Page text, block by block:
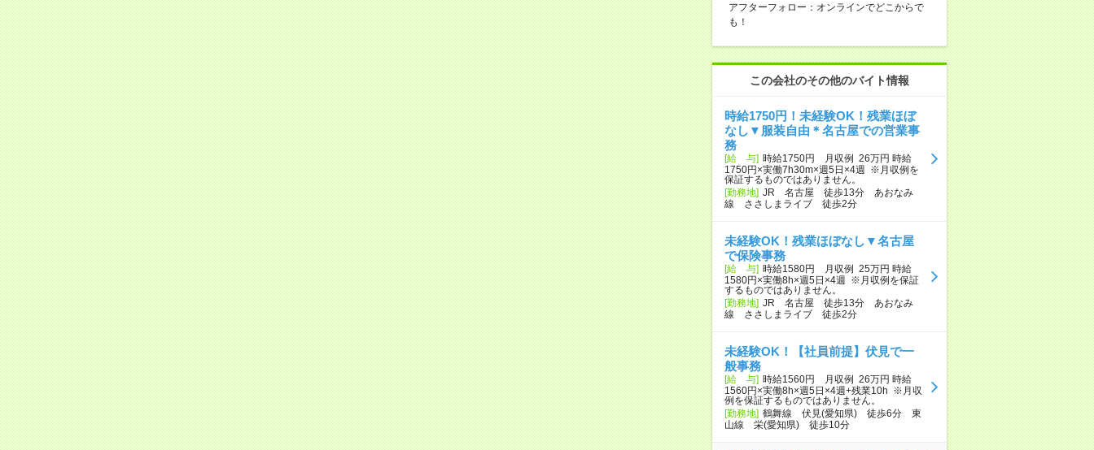
アフターフォロー：オンラインでどこからで
も！
この会社のその他のバイト情報
時給1750円！未経験OK！残業ほぼ
なし▼服装自由＊名古屋での営業事
務
[給 与] 時給1750円 月収例 26万円 時給
1750円×実働7h30m×週5日×4週 ※月収例を
保証するものではありません。
[勤務地] JR 名古屋 徒歩13分 あおなみ
線 ささしまライブ 徒歩2分
未経験OK！残業ほぼなし▼名古屋
で保険事務
[給 与] 時給1580円 月収例 25万円 時給
1580円×実働8h×週5日×4週 ※月収例を保証
するものではありません。
[勤務地] JR 名古屋 徒歩13分 あおなみ
線 ささしまライブ 徒歩2分
未経験OK！【社員前提】伏見で一
般事務
[給 与] 時給1560円 月収例 26万円 時給
1560円×実働8h×週5日×4週+残業10h ※月収
例を保証するものではありません。
[勤務地] 鶴舞線 伏見(愛知県) 徒歩6分 東
山線 栄(愛知県) 徒歩10分